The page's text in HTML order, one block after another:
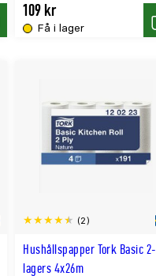
Få i lager
109 kr
Hushållspapper Tork Basic 2-
lagers 4x26m
(2)